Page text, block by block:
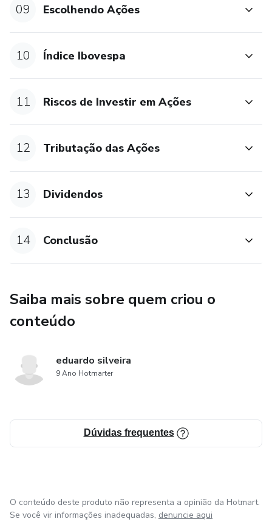
09 Escolhendo Ações
10 Índice Ibovespa
11 Riscos de Investir em Ações
12 Tributação das Ações
13 Dividendos
14 Conclusão
Saiba mais sobre quem criou o
conteúdo
eduardo silveira
9 Ano Hotmarter
Dúvidas frequentes
O conteúdo deste produto não representa a opinião da Hotmart.
Se você vir informações inadequadas, denuncie aqui